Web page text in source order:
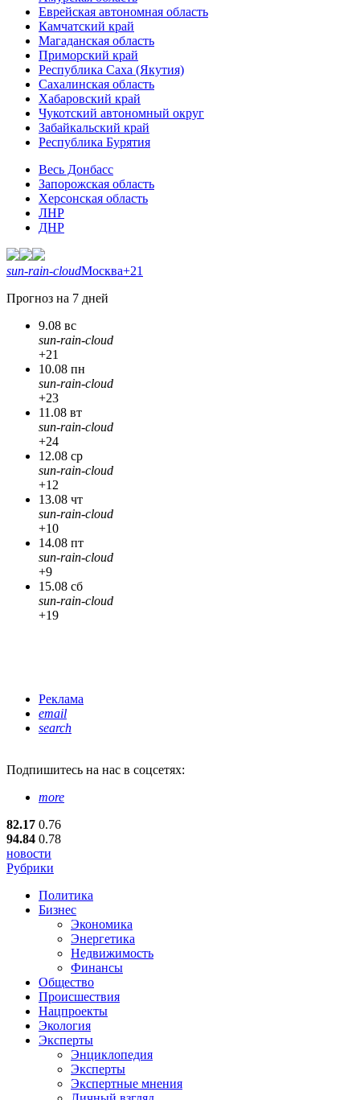
Еврейская автономная область
Камчатский край
Магаданская область
Приморский край
Республика Саха (Якутия)
Сахалинская область
Хабаровский край
Чукотский автономный округ
Забайкальский край
Республика Бурятия
Весь Донбасс
Запорожская область
Херсонская область
ЛНР
ДНР
sun-rain-cloudМосква+21
Прогноз на 7 дней
9.08 вс
sun-rain-cloud
+21
10.08 пн
sun-rain-cloud
+23
11.08 вт
sun-rain-cloud
+24
12.08 ср
sun-rain-cloud
+12
13.08 чт
sun-rain-cloud
+10
14.08 пт
sun-rain-cloud
+9
15.08 сб
sun-rain-cloud
+19
Реклама
email
search
Подпишитесь на нас в соцсетях:
more
82.17 0.76
94.84 0.78
новости
Рубрики
Политика
Бизнес
Экономика
Энергетика
Недвижимость
Финансы
Общество
Происшествия
Нацпроекты
Экология
Эксперты
Энциклопедия
Эксперты
Экспертные мнения